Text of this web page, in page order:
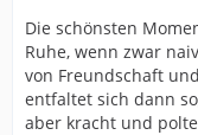
Die schönsten
Ruhe, wenn zwar
von Freundschaft
entfaltet sich dann
aber kracht und